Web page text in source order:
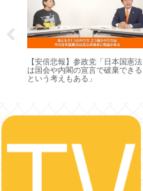
【安倍悲報】参政党「日本国憲法
は国会や内閣の宣言で破棄できる
という考えもある」